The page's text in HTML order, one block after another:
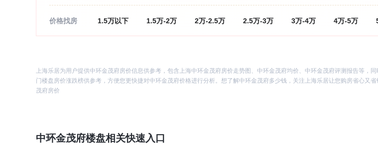
价格找房 1.5万以下 1.5万-2万 2万-2.5万 2.5万-3万 3万-4万 4万-5万
上海乐居为用户提供中环金茂府房价信息供参考，包含上海中环金茂府房价走势图、中环金茂府均价、中环金茂府评测报告等，
门楼盘房价涨跌榜供参考，方便您更快捷对中环金茂府价格进行分析。想了解中环金茂府多少钱，关注上海乐居让您购房省心又省
茂府房价
中环金茂府楼盘相关快速入口